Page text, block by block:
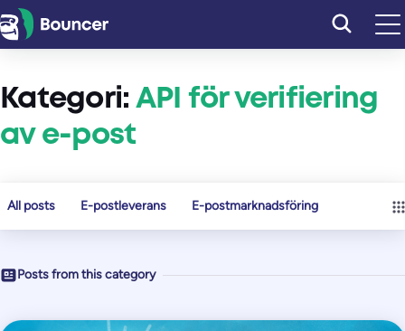
Hoppa
till
Kategori: API för verifiering
av e-post
All posts E-postleverans E-postmarknadsföring
Posts from this category